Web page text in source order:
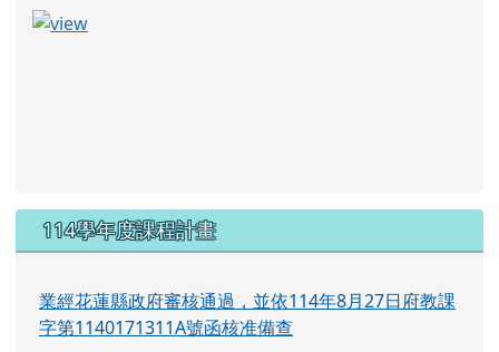
114學年度課程計畫
業經花蓮縣政府審核通過，並依114年8月27日府教課
字第1140171311A號函核准備查